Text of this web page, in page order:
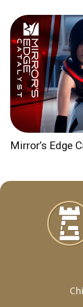
Mirror’s Edge